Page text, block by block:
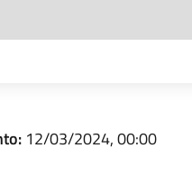
12/03/2024, 00:00